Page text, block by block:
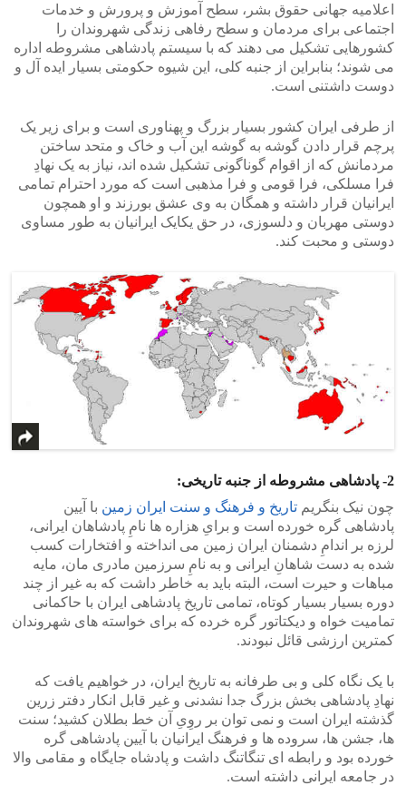
اعلامیه جهانی حقوق بشر، سطح آموزش و پرورش و خدمات
اجتماعی برای مردمان و سطح رفاهی زندگی شهروندان را
کشورهایی تشکیل می دهند که با سیستم پادشاهی مشروطه اداره
می شوند؛ بنابراین از جنبه کلی، این شیوه حکومتی بسیار ایده آل و
دوست داشتنی است.
از طرفی ایران کشور بسیار بزرگ و پهناوری است و برای زیر یک
پرچم قرار دادن گوشه به گوشه این آب و خاک و متحد ساختن
مردمانش که از اقوام گوناگونی تشکیل شده اند، نیاز به یک نهادِ
فرا مسلکی، فرا قومی و فرا مذهبی است که مورد احترام تمامی
ایرانیان قرار داشته و همگان به وی عشق بورزند و او همچون
دوستی مهربان و دلسوزی، در حق یکایک ایرانیان به طور مساوی
دوستی و محبت کند.
2- پادشاهی مشروطه از جنبه تاریخی:
چون نیک بنگریم تاریخ و فرهنگ و سنت ایران زمین با آیین
پادشاهی گره خورده است و برایِ هزاره ها نامِ پادشاهان ایرانی،
لرزه بر اندامِ دشمنان ایران زمین می انداخته و افتخارات کسب
شده به دست شاهانِ ایرانی و به نامِ سرزمین مادری مان، مایه
مباهات و حیرت است، البته باید به خاطر داشت که به غیر از چند
دوره بسیار بسیار کوتاه، تمامی تاریخ پادشاهی ایران با حاکمانی
تمامیت خواه و دیکتاتور گره خرده که برای خواسته های شهروندان
کمترین ارزشی قائل نبودند.
با یک نگاه کلی و بی طرفانه به تاریخ ایران، در خواهیم یافت که
نهادِ پادشاهی بخش بزرگ جدا نشدنی و غیر قابل انکار دفتر زرین
گذشته ایران است و نمی توان بر روِیِ آن خط بطلان کشید؛ سنت
ها، جشن ها، سروده ها و فرهنگ ایرانیان با آیین پادشاهی گره
خورده بود و رابطه ای تنگاتنگ داشت و پادشاه جایگاه و مقامی والا
در جامعه ایرانی داشته است.